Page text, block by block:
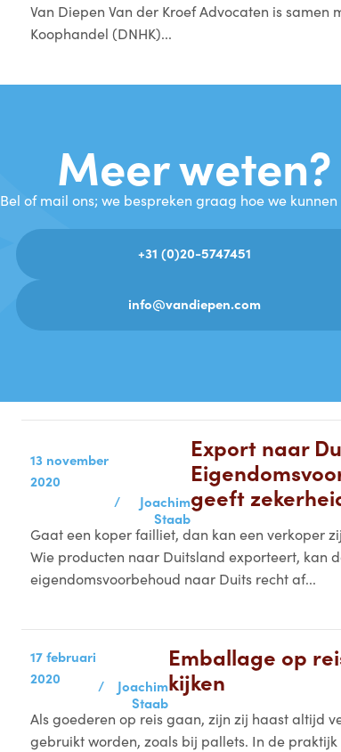
Van Diepen Van der Kroef Advocaten is samen
Koophandel (DNHK)...
Meer weten?
Bel of mail ons; we bespreken graag hoe we kunnen
+31 (0)20-5747451
info@vandiepen.com
13 november
2020
/
Joachim
Staab
Export naar
geeft
Gaat een koper failliet, dan kan een verkoper
Wie producten naar Duitsland exporteert, kan
eigendomsvoorbehoud naar Duits recht af...
17 februari
2020
/
Joachim
Staab
Emballage op
kijken
Als goederen op reis gaan, zijn zij haast altijd
gebruikt worden, zoals bij pallets. In de